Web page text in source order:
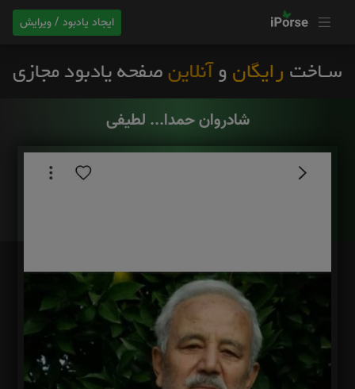
ایجاد یادبود / ویرایش
شادروان حمدا... لطیفی